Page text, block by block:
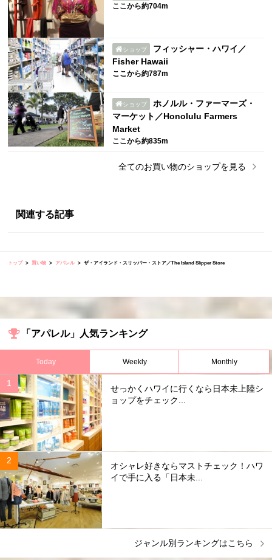
ここから約704m
ショップ
フィッシャー・ハワイ／
Fisher Hawaii
ここから約787m
ショップ
ホノルル・ファーマーズ・
マーケット／Honolulu Farmers
Market
ここから約835m
全てのお買い物のショップを見る
関連する記事
トップ 買い物 アパレル ザ・アイランド・スリッパー・ストア／The Island Slipper Store
「アパレル」人気ランキング
Today Weekly Monthly
せっかくハワイに行くなら日本未上陸シ
ョップをチェック...
オシャレ好きならマストチェック！ハワ
イで手に入る「日本未...
ジャンル別ランキングはこちら